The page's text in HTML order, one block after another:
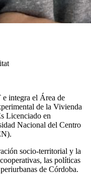
integra el Área de
de la Vivienda
Licenciado en
Nacional del Centro
socio-territorial y la
las políticas
de Córdoba.